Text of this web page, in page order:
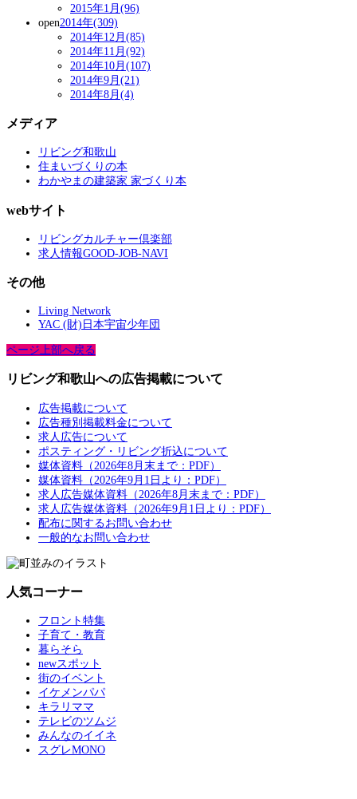
2015年1月(96)
open2014年(309)
2014年12月(85)
2014年11月(92)
2014年10月(107)
2014年9月(21)
2014年8月(4)
メディア
リビング和歌山
住まいづくりの本
わかやまの建築家 家づくり本
webサイト
リビングカルチャー倶楽部
求人情報GOOD-JOB-NAVI
その他
Living Network
YAC (財)日本宇宙少年団
ページ上部へ戻る
リビング和歌山への広告掲載について
広告掲載について
広告種別掲載料金について
求人広告について
ポスティング・リビング折込について
媒体資料（2026年8月末まで：PDF）
媒体資料（2026年9月1日より：PDF）
求人広告媒体資料（2026年8月末まで：PDF）
求人広告媒体資料（2026年9月1日より：PDF）
配布に関するお問い合わせ
一般的なお問い合わせ
人気コーナー
フロント特集
子育て・教育
暮らそら
newスポット
街のイベント
イケメンパパ
キラリママ
テレビのツムジ
みんなのイイネ
スグレMONO